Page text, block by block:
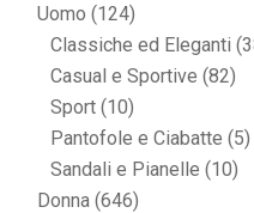
Uomo (124)
Classiche ed Eleganti
Casual e Sportive (82)
Sport (10)
Pantofole e Ciabatte (5)
Sandali e Pianelle (10)
Donna (646)